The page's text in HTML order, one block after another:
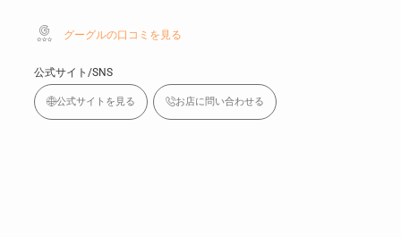
グーグルの口コミを見る
公式サイト/SNS
公式サイトを見る お店に問い合わせる